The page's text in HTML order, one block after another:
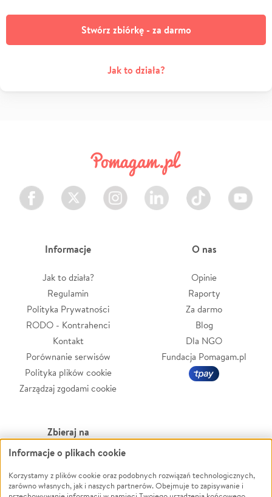
Stwórz zbiórkę - za darmo
Jak to działa?
Facebook Twitter Instagram LinkedIn TikTok Youtube
Informacje
Jak to działa?
Regulamin
Polityka Prywatności
RODO - Kontrahenci
Kontakt
Porównanie serwisów
Polityka plików cookie
Zarządzaj zgodami cookie
O nas
Opinie
Raporty
Za darmo
Blog
Dla NGO
Fundacja Pomagam.pl
Zbieraj na
Leczenie
Zwierzęta
Pożar
Powódź
Wichura
Informacje o plikach cookie
Korzystamy z plików cookie oraz podobnych rozwiązań technologicznych,
zarówno własnych, jak i naszych partnerów. Obejmuje to zapisywanie i